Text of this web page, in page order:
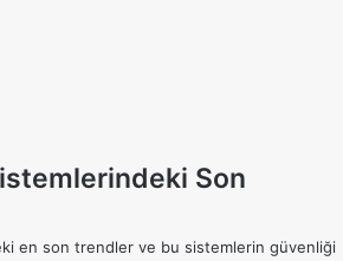
Son
en son trendler ve bu sistemlerin güvenliği